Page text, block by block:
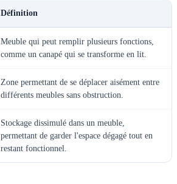
Définition
Meuble qui peut remplir plusieurs fonctions,
comme un canapé qui se transforme en lit.
Zone permettant de se déplacer aisément entre
différents meubles sans obstruction.
Stockage dissimulé dans un meuble,
permettant de garder l'espace dégagé tout en
restant fonctionnel.